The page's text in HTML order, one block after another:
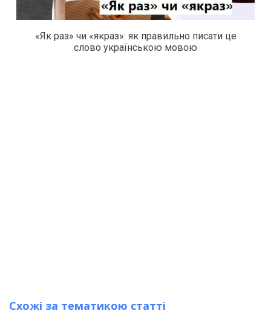
«Як раз» чи «якраз»: як правильно писати це
слово українською мовою
Схожі за тематикою статті